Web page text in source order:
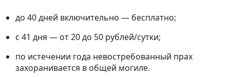
до 40 дней включительно — бесплатно;
с 41 дня — от 20 до 50 рублей/сутки;
по истечении года невостребованный прах
захоранивается в общей могиле.